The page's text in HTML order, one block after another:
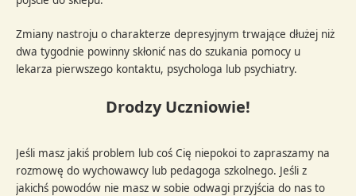
Zmiany nastroju o charakterze depresyjnym trwające dłużej niż
dwa tygodnie powinny skłonić nas do szukania pomocy u
lekarza pierwszego kontaktu, psychologa lub psychiatry.
Drodzy Uczniowie!
Jeśli masz jakiś problem lub coś Cię niepokoi to zapraszamy na
rozmowę do wychowawcy lub pedagoga szkolnego. Jeśli z
jakichś powodów nie masz w sobie odwagi przyjścia do nas to